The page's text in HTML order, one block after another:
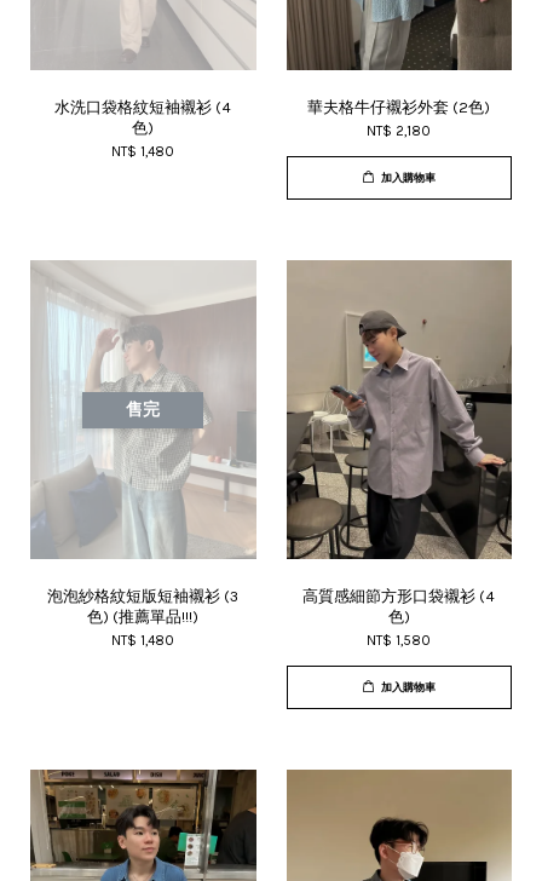
水洗口袋格紋短袖襯衫 (4
色)
NT$ 1,480
華夫格牛仔襯衫外套 (2色)
NT$ 2,180
加入購物車
售完
泡泡紗格紋短版短袖襯衫 (3
色) (推薦單品!!!)
NT$ 1,480
高質感細節方形口袋襯衫 (4
色)
NT$ 1,580
加入購物車